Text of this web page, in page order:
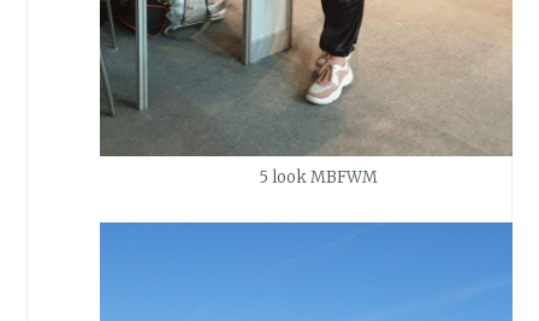
5 look MBFWM